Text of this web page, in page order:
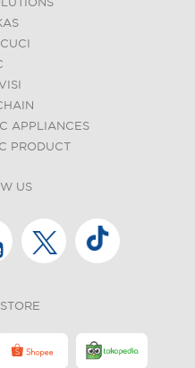
APPLIANCES
PRODUCT
US